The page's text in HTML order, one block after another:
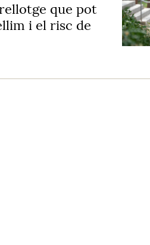
que pot
i el risc de